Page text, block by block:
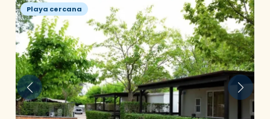
Playa cercana
Anterior